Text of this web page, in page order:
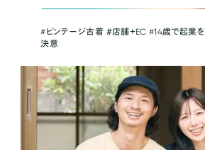
#ビンテージ古着 ＃店舗＋EC #14歳で起業を
決意